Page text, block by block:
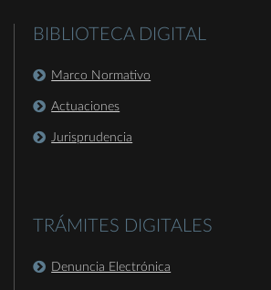
BIBLIOTECA DIGITAL
Marco Normativo
Actuaciones
Jurisprudencia
TRÁMITES DIGITALES
Denuncia Electrónica